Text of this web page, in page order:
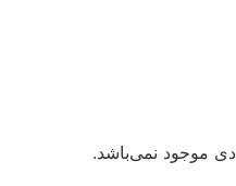
موجود نمی‌باشد.